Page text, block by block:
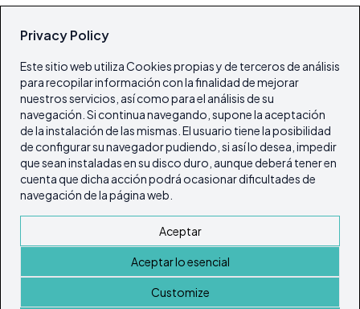
Privacy Policy
Este sitio web utiliza Cookies propias y de terceros de análisis
para recopilar información con la finalidad de mejorar
nuestros servicios, así como para el análisis de su
navegación. Si continua navegando, supone la aceptación
de la instalación de las mismas. El usuario tiene la posibilidad
de configurar su navegador pudiendo, si así lo desea, impedir
que sean instaladas en su disco duro, aunque deberá tener en
cuenta que dicha acción podrá ocasionar dificultades de
navegación de la página web.
Aceptar
Aceptar lo esencial
Customize